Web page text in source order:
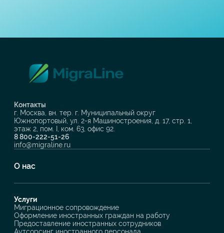
Контакты
г. Москва, вн. тер. г. Муниципальный округ
Южнопортовый, ул. 2-я Машиностроения, д. 17, стр. 1,
этаж 2, пом. I, ком. 63, офис 92.
8 800-222-51-26
info@migraline.ru
О нас
Услуги
Миграционное сопровождение
Оформление иностранных граждан на работу
Предоставление иностранных сотрудников